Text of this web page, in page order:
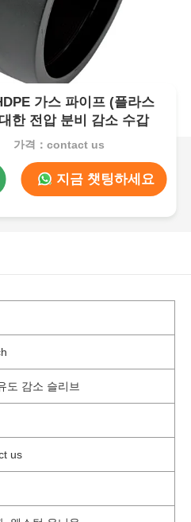
가스 파이프 (플라스
한 전압 분비 감소 수갑
가격：contact us
지금 챗팅하세요
도 감소 슬리브
us